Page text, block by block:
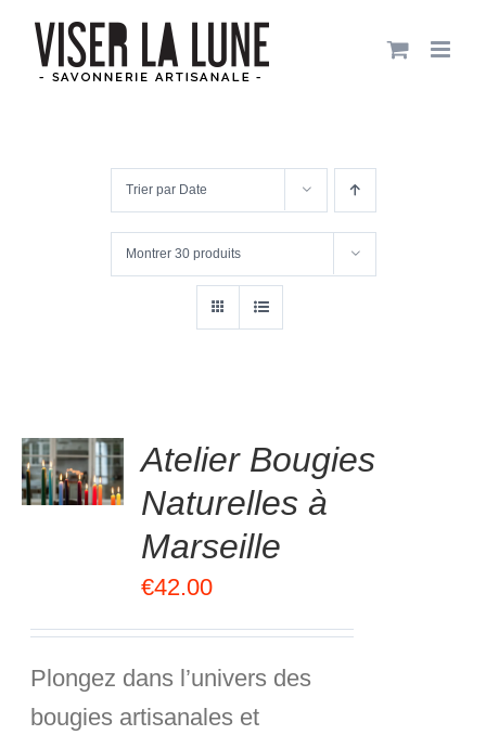
Passer
Trier par Date
Montrer 30 produits
sur
Atelier Bougies
Naturelles à
Marseille
€42.00
Plongez dans l’univers des
bougies artisanales et